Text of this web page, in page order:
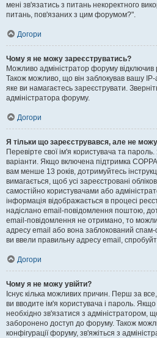
мені зв'язатись з питань некоректного
питань, пов'язаних з цим форумом?".
Догори
Чому я не можу зареєструватись?
Можливо адміністратор форуму відключив
Також можливо, що він заблокував вашу IP-
яке ви намагаєтесь зареєструвати.
адміністратора форуму.
Догори
Я тільки що зареєструвався, але не можу
Перевірте свої ім'я користувача та
варіанти. Якщо включена підтримка
вам менше 13 років, дотримуйтесь
вимагається, щоб усі зареєстровані
самостійно користувачами або
інформація відображається в процесі
надіслано email-повідомлення поштою,
email-повідомлення не отримано, то
адресу email або вона заблокований
ви ввели правильну адресу email,
Догори
Чому я не можу увійти?
Існує кілька можливих причин. Перш за
ви вводите ім'я користувача і пароль.
необхідно зв'язатися з адміністратором,
заборонено доступ до форуму. Також
конфігурації форуму, зв'яжіться з